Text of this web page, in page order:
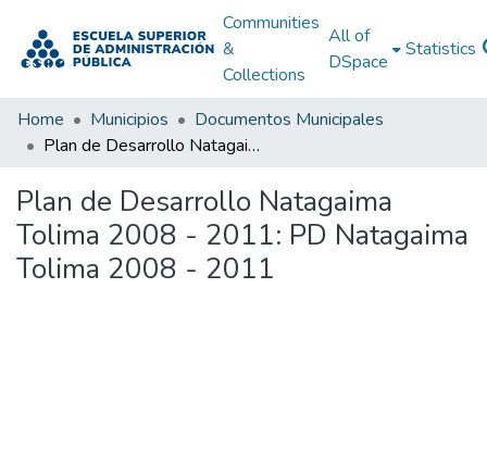
Communities
&
Collections
All of
DSpace
Statistics
Home Municipios
Documentos Municipales
Plan de Desarrollo Natagaima Tolima 2008 - 2011: PD Natagaima Tolima 2008 - 2011
Plan de Desarrollo Natagaima
Tolima 2008 - 2011: PD Natagaima
Tolima 2008 - 2011